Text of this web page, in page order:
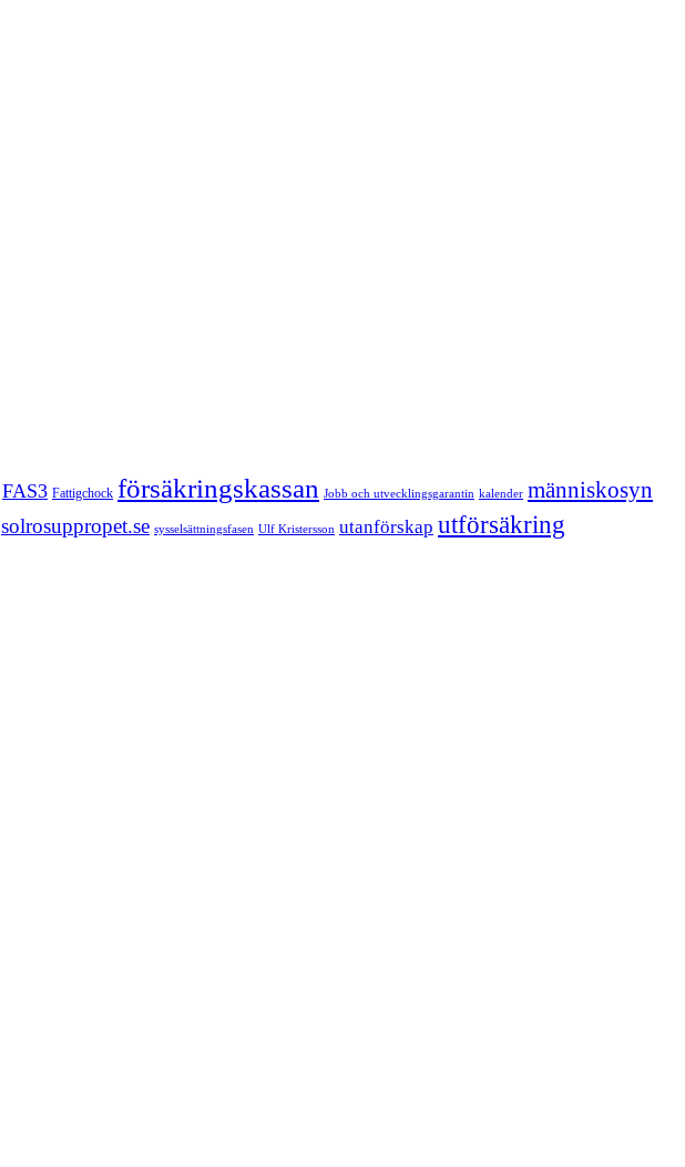
FAS3 Fattigchock försäkringskassan Jobb och utvecklingsgarantin kalender människosyn
solrosuppropet.se sysselsättningsfasen Ulf Kristersson utanförskap utförsäkring